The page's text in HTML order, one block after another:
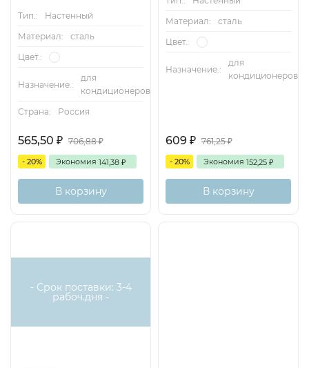
Тип.:
Настенный
Материал:
сталь
Цвет.:
Назначение.:
для
кондиционеров
Страна:
Россия
565,50 ₽ 706,88₽
- 20% Экономия 141,38 ₽
В корзину
Материал:
сталь
Цвет.:
Назначение.:
для
кондиционеров
609 ₽ 761,25₽
- 20% Экономия 152,25 ₽
В корзину
- Срок поставки: 3-4
рабоч.дня -